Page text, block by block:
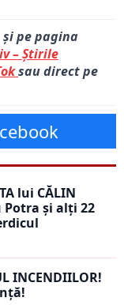
pe pagina
– Știrile
sau direct pe
lui CĂLIN
Potra și alți 22
INCENDIILOR!